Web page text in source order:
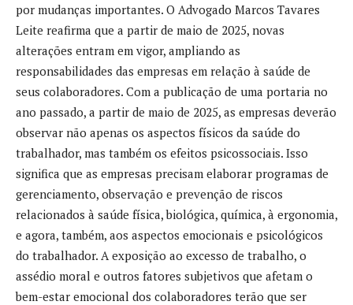
por mudanças importantes. O Advogado Marcos Tavares
Leite reafirma que a partir de maio de 2025, novas
alterações entram em vigor, ampliando as
responsabilidades das empresas em relação à saúde de
seus colaboradores. Com a publicação de uma portaria no
ano passado, a partir de maio de 2025, as empresas deverão
observar não apenas os aspectos físicos da saúde do
trabalhador, mas também os efeitos psicossociais. Isso
significa que as empresas precisam elaborar programas de
gerenciamento, observação e prevenção de riscos
relacionados à saúde física, biológica, química, à ergonomia,
e agora, também, aos aspectos emocionais e psicológicos
do trabalhador. A exposição ao excesso de trabalho, o
assédio moral e outros fatores subjetivos que afetam o
bem-estar emocional dos colaboradores terão que ser